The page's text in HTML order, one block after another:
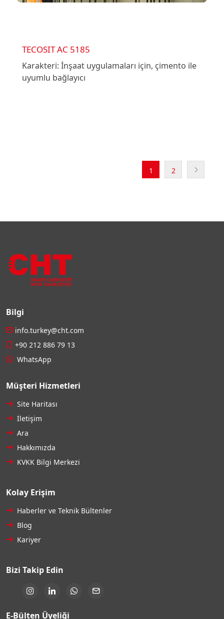
TECOSIT AC 5185
Karakteri: İnşaat uygulamaları için, çimento ile
uyumlu bağlayıcı
1 2
Bilgi
info.turkey@cht.com
+90 212 886 79 13
WhatsApp
Müşteri Hizmetleri
Site Haritası
İletişim
Ara
Hakkımızda
KVKK Bilgi Merkezi
Kolay Erişim
Haberler ve Teknik Bültenler
Blog
Kariyer
Bizi Takip Edin
E-Bülten Üyeliği